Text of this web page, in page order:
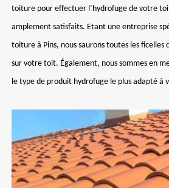
toiture pour effectuer l’hydrofuge de votre
amplement satisfaits. Etant une entreprise
toiture à Pins, nous saurons toutes les
sur votre toit. Également, nous sommes en
le type de produit hydrofuge le plus adapté à